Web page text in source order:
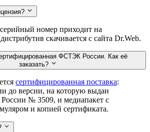
номер приходит на
скачивается с сайта Dr.Web.
ФСТЭК России. Как её
заказать?
сертифицированная поставка:
до версии, на которую выдан
№ 3509, и медиапакет с
и копией сертификата.